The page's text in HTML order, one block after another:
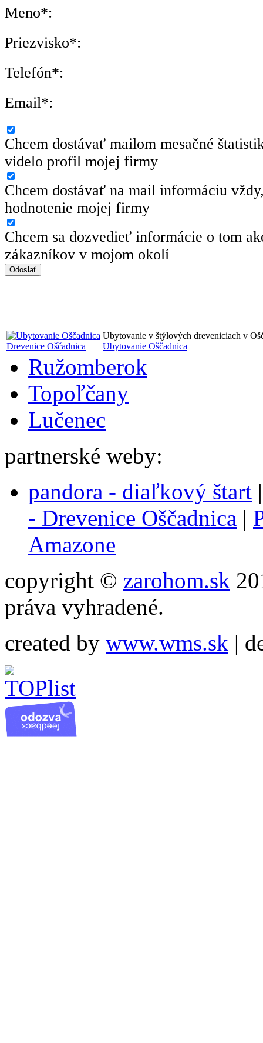
Meno*:
Priezvisko*:
Telefón*:
Email*:
Chcem dostávať mailom mesačné
videlo profil mojej firmy
Chcem dostávať na mail informáciu
hodnotenie mojej firmy
Chcem sa dozvedieť informácie o tom
zákazníkov v mojom okolí
Drevenice Oščadnica
Ubytovanie v štýlových dreveniciach v
Ubytovanie Oščadnica
Ružomberok
Topoľčany
Lučenec
partnerské weby:
pandora - diaľkový štart
- Drevenice Oščadnica |
Amazone
copyright © zarohom.sk
práva vyhradené.
created by www.wms.sk |